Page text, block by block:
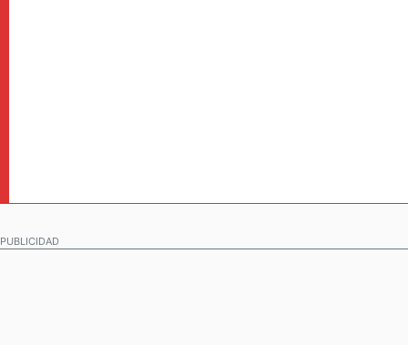
PUBLICIDAD